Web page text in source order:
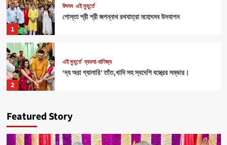
1
উৎসব এই মুহূর্তে
পোস্তা শ্রী শ্রী জগন্নাথ রথযাত্রা মহোৎসব উদযাপন
2
এই মুহূর্তে ব্যবসা-বাণিজ্য
‘দ্য অরা গ্যালারি’ তাঁত,খাদি সহ স্বদেশি বস্ত্রের সম্ভার।
3
Health
Featured Story